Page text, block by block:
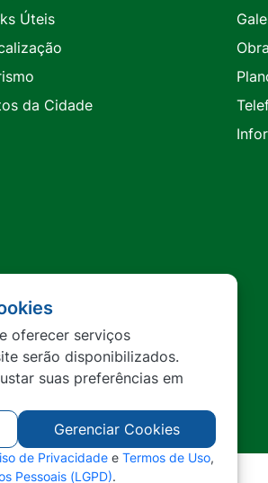
Úteis
da Cidade
oferecer serviços
serão disponibilizados.
suas preferências em
Gerenciar Cookies
de Privacidade e Termos de Uso,
Pessoais (LGPD).